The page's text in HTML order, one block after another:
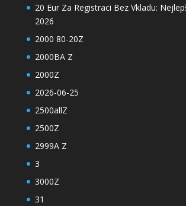
20 Eur Za Registraci Bez Vkladu:
2026
2000 80-20Z
2000BA Z
2000Z
2026-06-25
2500allZ
2500Z
2999A Z
3
3000Z
31